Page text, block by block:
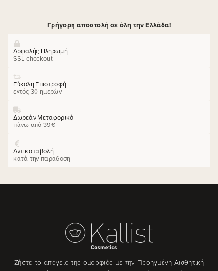
Γρήγορη αποστολή σε όλη την Ελλάδα!
Ασφαλής Πληρωμή
SSL checkout
Εύκολη Επιστροφή
εντός 30 ημερών
Δωρεάν Μεταφορικά
πάνω από 39€
Αντικαταβολή
κατά την παράδοση
Ζήστε το απόγειο της ομορφιάς με την Προηγμένη Αισθητική